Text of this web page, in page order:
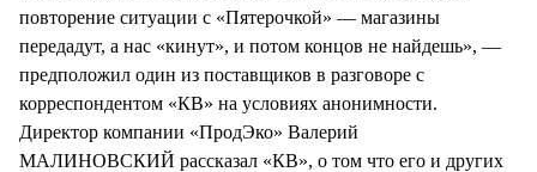
повторение ситуации с «Пятерочкой» — магазины
передадут, а нас «кинут», и потом концов не найдешь», —
предположил один из поставщиков в разговоре с
корреспондентом «КВ» на условиях анонимности.
Директор компании «ПродЭко» Валерий
МАЛИНОВСКИЙ рассказал «КВ», о том что его и других